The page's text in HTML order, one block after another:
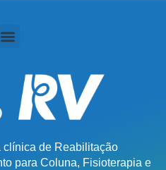
clínica de Reabilitação
para Coluna, Fisioterapia e